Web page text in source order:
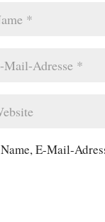
Name, E-Mail-